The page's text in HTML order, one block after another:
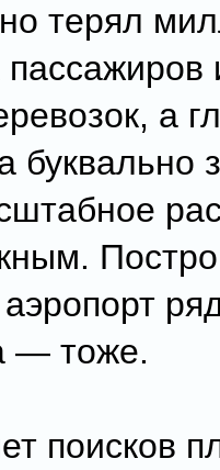
терял
а
буквально
— тоже.
поисков